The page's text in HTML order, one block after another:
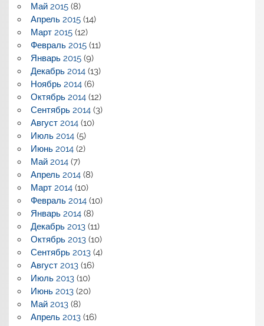
Май 2015(8)
Апрель 2015(14)
Март 2015(12)
Февраль 2015(11)
Январь 2015(9)
Декабрь 2014(13)
Ноябрь 2014(6)
Октябрь 2014(12)
Сентябрь 2014(3)
Август 2014(10)
Июль 2014(5)
Июнь 2014(2)
Май 2014(7)
Апрель 2014(8)
Март 2014(10)
Февраль 2014(10)
Январь 2014(8)
Декабрь 2013(11)
Октябрь 2013(10)
Сентябрь 2013(4)
Август 2013(16)
Июль 2013(10)
Июнь 2013(20)
Май 2013(8)
Апрель 2013(16)